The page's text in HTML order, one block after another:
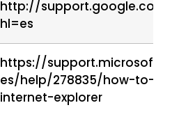
http://support.google.com/
hl=es
https://
es/help/278835/how-to-
internet-explorer